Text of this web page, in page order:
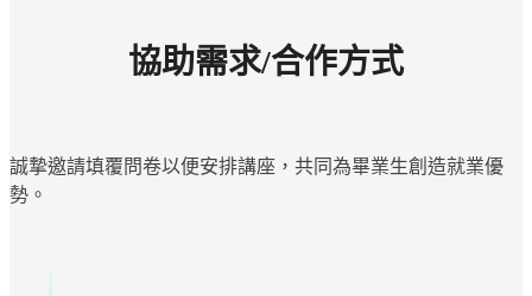
協助需求/合作方式
誠摯邀請填覆問卷以便安排講座，共同為畢業生創造就業優
勢。